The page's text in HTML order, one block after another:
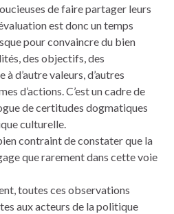
de faire partager leurs
est donc un temps
pour convaincre du bien
des objectifs, des
d’autre valeurs, d’autres
d’actions. C’est un cadre de
de certitudes dogmatiques
culturelle.
contraint de constater que la
que rarement dans cette voie
toutes ces observations
aux acteurs de la politique